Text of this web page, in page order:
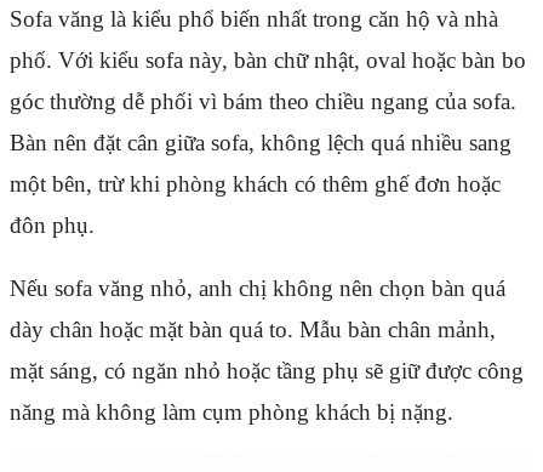
Sofa văng là kiểu phổ biến nhất trong căn hộ và nhà
phố. Với kiểu sofa này, bàn chữ nhật, oval hoặc bàn bo
góc thường dễ phối vì bám theo chiều ngang của sofa.
Bàn nên đặt cân giữa sofa, không lệch quá nhiều sang
một bên, trừ khi phòng khách có thêm ghế đơn hoặc
đôn phụ.
Nếu sofa văng nhỏ, anh chị không nên chọn bàn quá
dày chân hoặc mặt bàn quá to. Mẫu bàn chân mảnh,
mặt sáng, có ngăn nhỏ hoặc tầng phụ sẽ giữ được công
năng mà không làm cụm phòng khách bị nặng.